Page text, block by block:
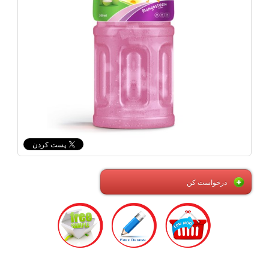
درخواست کن